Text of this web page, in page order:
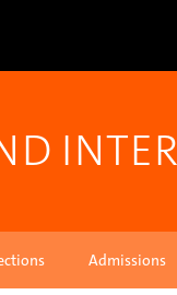
Admissions